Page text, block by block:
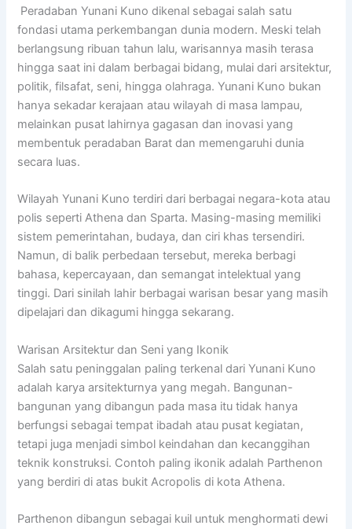
Peradaban Yunani Kuno dikenal sebagai salah satu
fondasi utama perkembangan dunia modern. Meski telah
berlangsung ribuan tahun lalu, warisannya masih terasa
hingga saat ini dalam berbagai bidang, mulai dari arsitektur,
politik, filsafat, seni, hingga olahraga. Yunani Kuno bukan
hanya sekadar kerajaan atau wilayah di masa lampau,
melainkan pusat lahirnya gagasan dan inovasi yang
membentuk peradaban Barat dan memengaruhi dunia
secara luas.
Wilayah Yunani Kuno terdiri dari berbagai negara-kota atau
polis sepertiAthena dan Sparta. Masing-masing memiliki
sistem pemerintahan, budaya, dan ciri khas tersendiri.
Namun, di balik perbedaan tersebut, mereka berbagi
bahasa, kepercayaan, dan semangat intelektual yang
tinggi. Dari sinilah lahir berbagai warisan besar yang masih
dipelajari dan dikagumi hingga sekarang.
Warisan Arsitektur dan Seni yang Ikonik
Salah satu peninggalan paling terkenal dari Yunani Kuno
adalah karya arsitekturnya yang megah. Bangunan-
bangunan yang dibangun pada masa itu tidak hanya
berfungsi sebagai tempat ibadah atau pusat kegiatan,
tetapi juga menjadi simbol keindahan dan kecanggihan
teknik konstruksi. Contoh paling ikonik adalah Parthenon
yang berdiri di atas bukit Acropolis di kota Athena.
Parthenon dibangun sebagai kuil untuk menghormati dewi